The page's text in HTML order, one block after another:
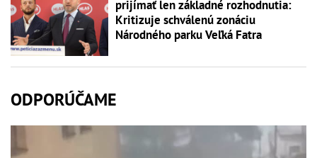
prijímať len základné rozhodnutia:
Kritizuje schválenú zonáciu
Národného parku Veľká Fatra
ODPORÚČAME